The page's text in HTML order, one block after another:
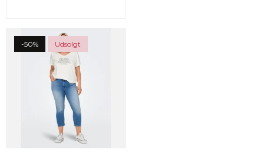
-50% Udsolgt